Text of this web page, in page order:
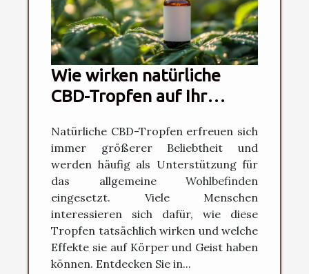
Wie wirken natürliche
CBD-Tropfen auf Ihr
Natürliche CBD-Tropfen erfreuen sich
immer größerer Beliebtheit und
werden häufig als Unterstützung für
das allgemeine Wohlbefinden
eingesetzt. Viele Menschen
interessieren sich dafür, wie diese
Tropfen tatsächlich wirken und welche
Effekte sie auf Körper und Geist haben
können. Entdecken Sie in...